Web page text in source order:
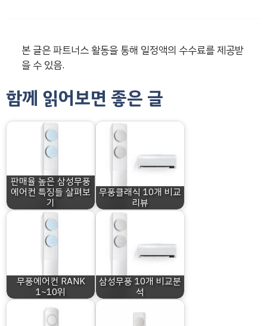
본 글은 파트너스 활동을 통해 일정액의 수수료를 제공받
을 수 있음.
함께 읽어보면 좋은 글
판매율 높은 삼성무풍
에어컨 특징들 살펴보
기
무풍클래식 10개 비교
리뷰
무풍에어컨 RANK
1~10위
삼성무풍 10개 비교분
석